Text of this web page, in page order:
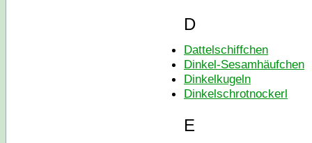
D
Dattelschiffchen
Dinkel-Sesamhäufchen
Dinkelkugeln
Dinkelschrotnockerl
E